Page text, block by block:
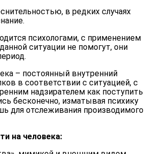
в редких случаях
психологами, с применением
ситуации не помогут, они
– постоянный внутренний
в соответствии с ситуацией, с
надзирателем как поступить
бесконечно, изматывая психику
для отслеживания производимого
на человека: